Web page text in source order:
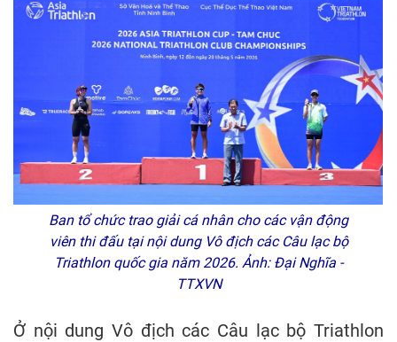
Ban tổ chức trao giải cá nhân cho các vận động
viên thi đấu tại nội dung Vô địch các Câu lạc bộ
Triathlon quốc gia năm 2026. Ảnh: Đại Nghĩa -
TTXVN
Ở nội dung Vô địch các Câu lạc bộ Triathlon